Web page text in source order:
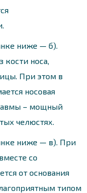
ниже — б).
носа,
При этом в
носовая
– мощный
челюстях.
ниже — в). При
со
от основания
типом